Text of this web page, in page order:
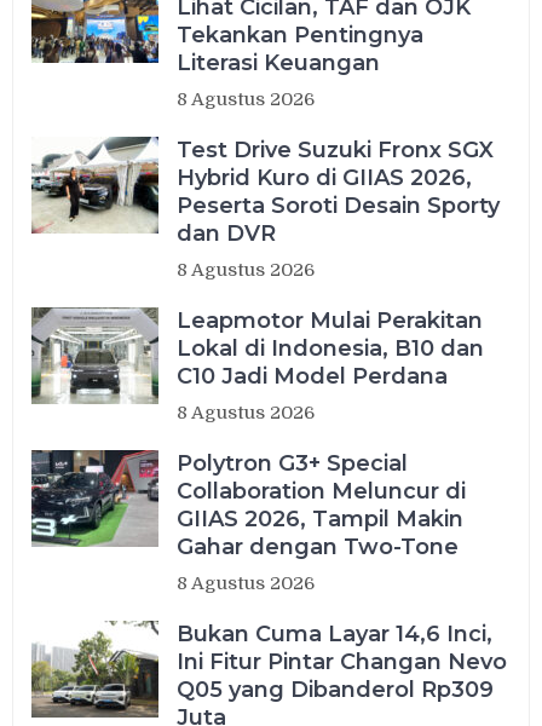
Lihat Cicilan, TAF dan OJK
Tekankan Pentingnya
Literasi Keuangan
8 Agustus 2026
Test Drive Suzuki Fronx SGX
Hybrid Kuro di GIIAS 2026,
Peserta Soroti Desain Sporty
dan DVR
8 Agustus 2026
Leapmotor Mulai Perakitan
Lokal di Indonesia, B10 dan
C10 Jadi Model Perdana
8 Agustus 2026
Polytron G3+ Special
Collaboration Meluncur di
GIIAS 2026, Tampil Makin
Gahar dengan Two-Tone
8 Agustus 2026
Bukan Cuma Layar 14,6 Inci,
Ini Fitur Pintar Changan Nevo
Q05 yang Dibanderol Rp309
Juta